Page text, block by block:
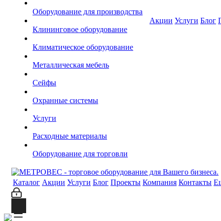
Оборудование для производства
Клининговое оборудование
Климатическое оборудование
Металлическая мебель
Сейфы
Охранные системы
Услуги
Расходные материалы
Оборудование для торговли
Акции Услуги Блог
Каталог Акции Услуги Блог Проекты Компания Контакты